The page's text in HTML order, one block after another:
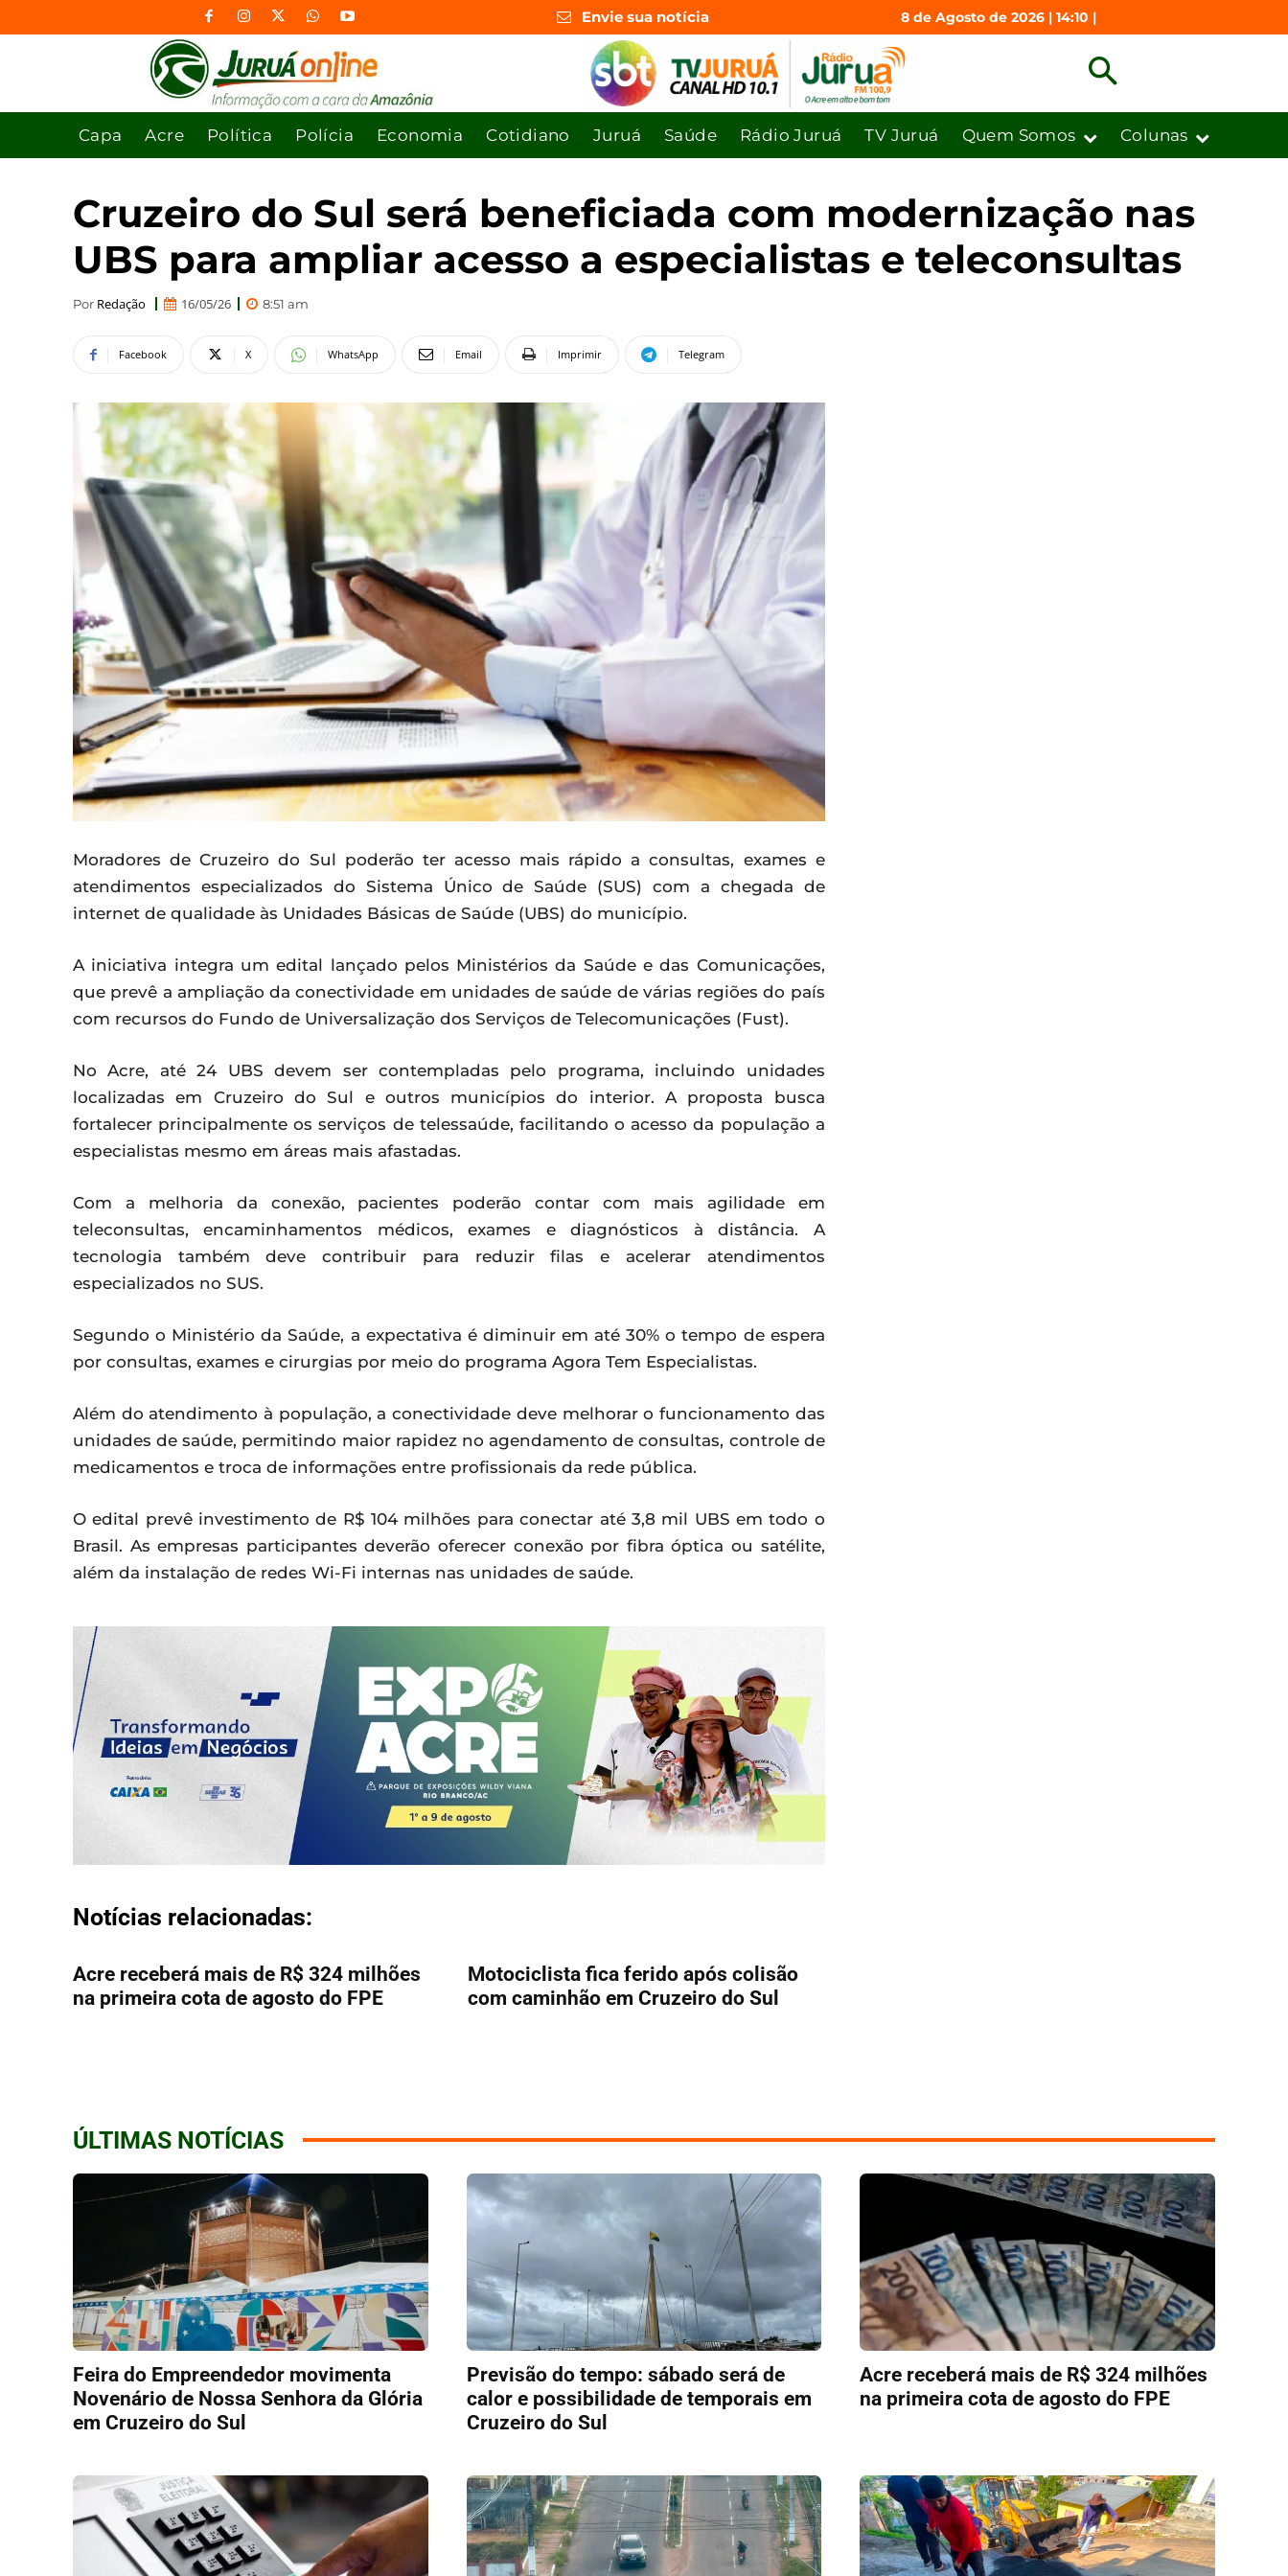
Envie sua notícia 8 de Agosto de 2026 | 14:10 |
Capa Acre Política Polícia Economia Cotidiano Juruá Saúde Rádio Juruá TV Juruá Quem Somos Colunas
Cruzeiro do Sul será beneficiada com modernização nas
UBS para ampliar acesso a especialistas e teleconsultas
Por Redação 16/05/26 8:51 am
Facebook X WhatsApp Email Imprimir Telegram
Moradores de Cruzeiro do Sul poderão ter acesso mais rápido a consultas, exames e
atendimentos especializados do Sistema Único de Saúde (SUS) com a chegada de
internet de qualidade às Unidades Básicas de Saúde (UBS) do município.
A iniciativa integra um edital lançado pelos Ministérios da Saúde e das Comunicações,
que prevê a ampliação da conectividade em unidades de saúde de várias regiões do país
com recursos do Fundo de Universalização dos Serviços de Telecomunicações (Fust).
No Acre, até 24 UBS devem ser contempladas pelo programa, incluindo unidades
localizadas em Cruzeiro do Sul e outros municípios do interior. A proposta busca
fortalecer principalmente os serviços de telessaúde, facilitando o acesso da população a
especialistas mesmo em áreas mais afastadas.
Com a melhoria da conexão, pacientes poderão contar com mais agilidade em
teleconsultas, encaminhamentos médicos, exames e diagnósticos à distância. A
tecnologia também deve contribuir para reduzir filas e acelerar atendimentos
especializados no SUS.
Segundo o Ministério da Saúde, a expectativa é diminuir em até 30% o tempo de espera
por consultas, exames e cirurgias por meio do programa Agora Tem Especialistas.
Além do atendimento à população, a conectividade deve melhorar o funcionamento das
unidades de saúde, permitindo maior rapidez no agendamento de consultas, controle de
medicamentos e troca de informações entre profissionais da rede pública.
O edital prevê investimento de R$ 104 milhões para conectar até 3,8 mil UBS em todo o
Brasil. As empresas participantes deverão oferecer conexão por fibra óptica ou satélite,
além da instalação de redes Wi-Fi internas nas unidades de saúde.
Notícias relacionadas:
Acre receberá mais de R$ 324 milhões
na primeira cota de agosto do FPE
Motociclista fica ferido após colisão
com caminhão em Cruzeiro do Sul
ÚLTIMAS NOTÍCIAS
Feira do Empreendedor movimenta
Novenário de Nossa Senhora da Glória
em Cruzeiro do Sul
Previsão do tempo: sábado será de
calor e possibilidade de temporais em
Cruzeiro do Sul
Acre receberá mais de R$ 324 milhões
na primeira cota de agosto do FPE